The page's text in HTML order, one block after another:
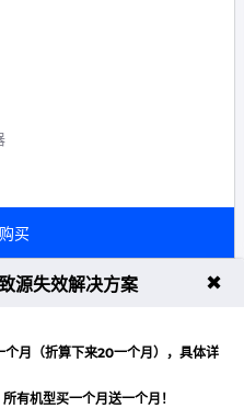
买
源失效解决方案 ✖
月（折算下来20一个月），具体详
有机型买一个月送一个月！